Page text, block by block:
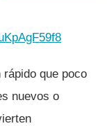
que poco
nuevos o